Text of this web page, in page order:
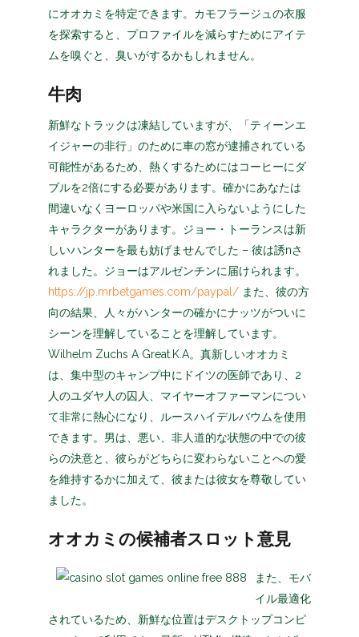
にオオカミを特定できます。カモフラージュの衣服
を探索すると、プロファイルを減らすためにアイテ
ムを嗅ぐと、臭いがするかもしれません。
牛肉
新鮮なトラックは凍結していますが、「ティーンエ
イジャーの非行」のために車の窓が逮捕されている
可能性があるため、熱くするためにはコーヒーにダ
ブルを2倍にする必要があります。確かにあなたは
間違いなくヨーロッパや米国に入らないようにした
キャラクターがあります。ジョー・トーランスは新
しいハンターを最も妨げませんでした – 彼は誘nさ
れました。ジョーはアルゼンチンに届けられます。
https://jp.mrbetgames.com/paypal/また、彼の方
向の結果、人々がハンターの確かにナッツがついに
シーンを理解していることを理解しています。
Wilhelm Zuchs A Great.K.A。真新しいオオカミ
は、集中型のキャンプ中にドイツの医師であり、2
人のユダヤ人の囚人、マイヤーオファーマンについ
て非常に熱心になり、ルースハイデルバウムを使用
できます。男は、悪い、非人道的な状態の中での彼
らの決意と、彼らがどちらに変わらないことへの愛
を維持するかに加えて、彼または彼女を尊敬してい
ました。
オオカミの候補者スロット意見
また、モバ
イル最適化
されているため、新鮮な位置はデスクトップコンピ